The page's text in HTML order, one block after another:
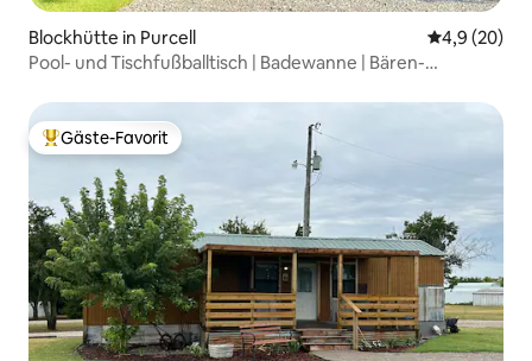
Blockhütte in Purcell
4,9 (20)
Pool- und Tischfußballtisch | Badewanne | Bären-
Beliebter Gäste-Favorit.
Gäste-Favorit